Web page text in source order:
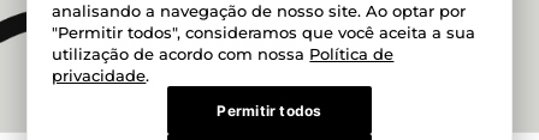
analisando a navegação de nosso site. Ao optar por
"Permitir todos", consideramos que você aceita a sua
utilização de acordo com nossa Política de
privacidade.
Permitir todos
Powered by Developed by